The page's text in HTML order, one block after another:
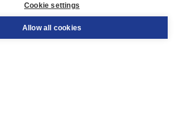
Cookie settings
Allow all cookies